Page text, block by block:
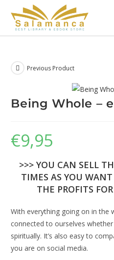
Previous Product
Being Whole –
€9,95
>>> YOU CAN SELL
TIMES AS YOU
THE PROFITS
With everything going on in the
connected to ourselves
spiritually. It’s also easy to
you are on social media.